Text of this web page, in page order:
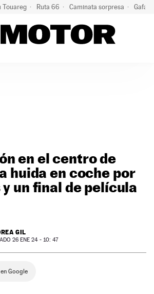
Touareg Ruta 66 Caminata sorpresa Gafas
en el centro de
huida en coche por
un final de película
GIL
26 ENE 24 - 10: 47
Google